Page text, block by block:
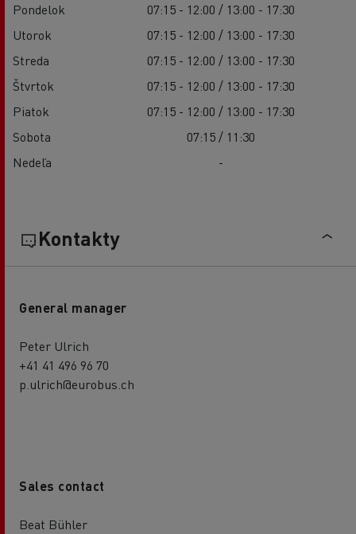
Pondelok
07:15 - 12:00 / 13:00 - 17:30
Utorok
07:15 - 12:00 / 13:00 - 17:30
Streda
07:15 - 12:00 / 13:00 - 17:30
Štvrtok
07:15 - 12:00 / 13:00 - 17:30
Piatok
07:15 - 12:00 / 13:00 - 17:30
Sobota
07:15 / 11:30
Nedeľa
-
Kontakty
General manager
Peter Ulrich
+41 41 496 96 70
p.ulrich@eurobus.ch
Sales contact
Beat Bühler